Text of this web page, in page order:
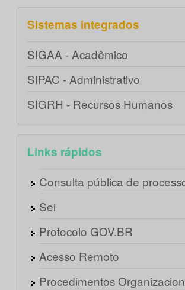
Sistemas integrados
SIGAA - Acadêmico
SIPAC - Administrativo
SIGRH - Recursos Humanos
Links rápidos
Consulta pública de
Sei
Protocolo GOV.BR
Acesso Remoto
Procedimentos